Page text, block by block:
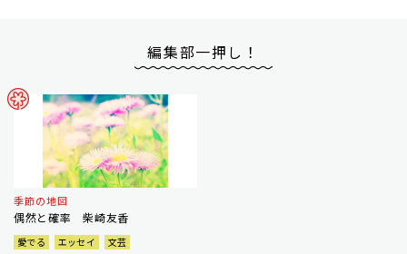
編集部一押し！
季節の地図
偶然と確率 柴崎友香
愛でる エッセイ
文芸